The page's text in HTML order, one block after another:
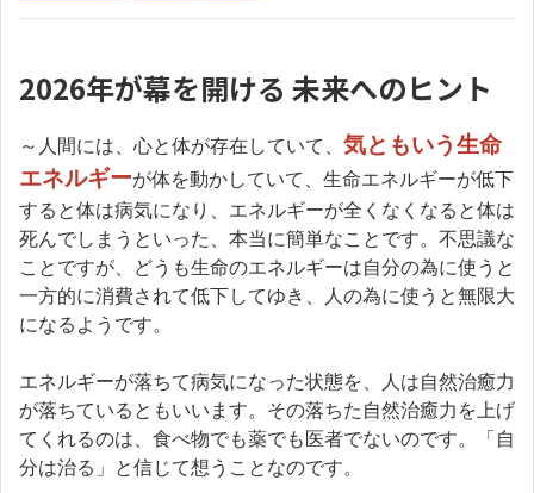
2026年が幕を開ける 未来へのヒント
～人間には、心と体が存在していて、 気ともいう生命
エネルギーが体を動かしていて、生命エネルギーが低下
すると体は病気になり、エネルギーが全くなくなると体は
死んでしまうといった、本当に簡単なことです。不思議な
ことですが、どうも生命のエネルギーは自分の為に使うと
一方的に消費されて低下してゆき、人の為に使うと無限大
になるようです。
エネルギーが落ちて病気になった状態を、人は自然治癒力
が落ちているともいいます。その落ちた自然治癒力を上げ
てくれるのは、食べ物でも薬でも医者でないのです。「自
分は治る」と信じて想うことなのです。